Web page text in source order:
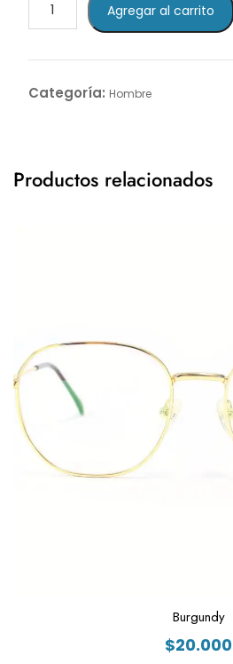
Spark
Agregar al carrito
Categoría: Hombre
Productos relacionados
Burgundy
$20.000